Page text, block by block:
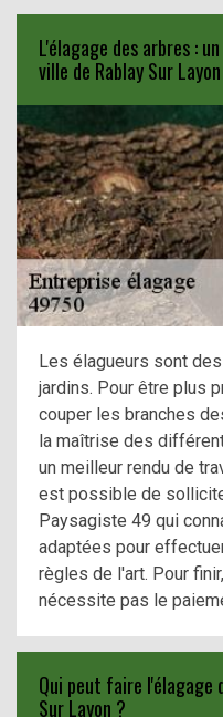
L'élagage des arbres :
ville de Rablay Sur Layon
Les élagueurs sont
jardins. Pour être plus
couper les branches
la maîtrise des
un meilleur rendu de
est possible de
Paysagiste 49 qui
adaptées pour
règles de l'art. Pour
nécessite pas le
Qui peut faire l'élagage
Sur Layon ?